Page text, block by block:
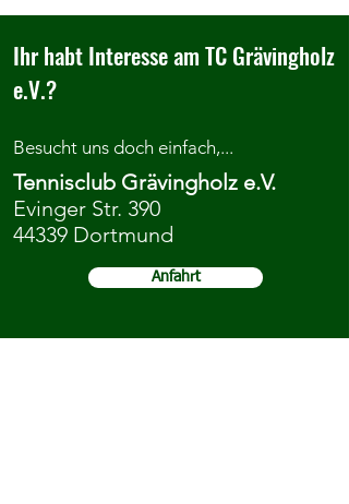
Ihr habt Interesse am TC Grävingholz
e.V.?
Besucht uns doch einfach,...
Tennisclub Grävingholz e.V.
Evinger Str. 390
44339 Dortmund
Anfahrt